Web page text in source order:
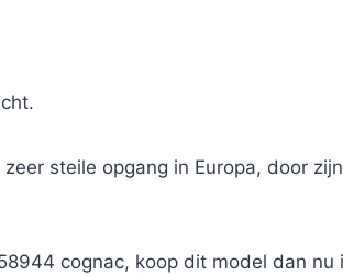
steile opgang in Europa, door
cognac, koop dit model dan nu